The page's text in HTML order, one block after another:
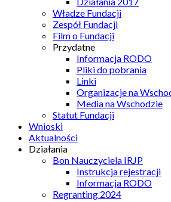
Władze Fundacji
Zespół Fundacji
Film o Fundacji
Przydatne
Informacja RODO
Pliki do pobrania
Linki
Organizacje na
Media na Wschodzie
Statut Fundacji
Wnioski
Aktualności
Działania
Bon Nauczyciela IRJP
Instrukcja rejestracji
Informacja RODO
Regranting 2024